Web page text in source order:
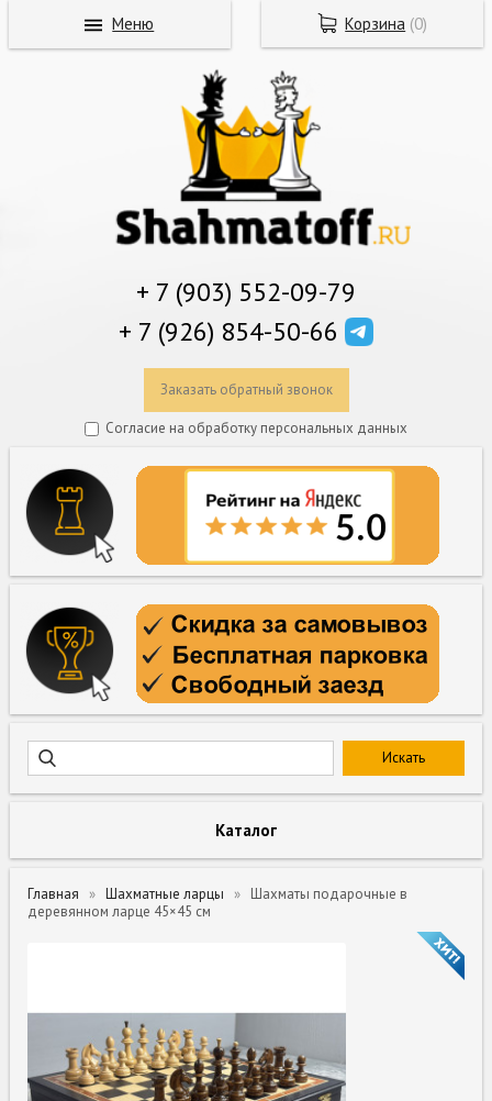
+ 7 (903) 552-09-79
+ 7 (926) 854-50-66
Заказать обратный звонок
Согласие на обработку персональных данных
Каталог
Главная Шахматные ларцы
Шахматы подарочные в
деревянном ларце 45×45 см
Корзина (0)
Меню